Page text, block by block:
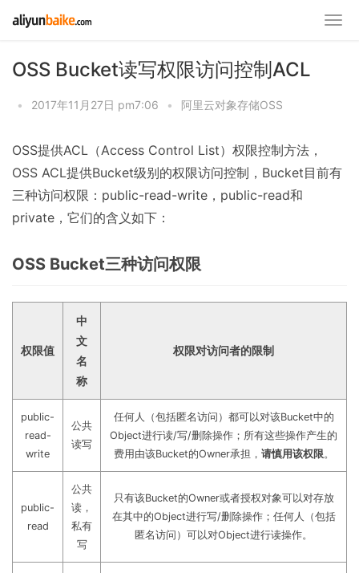
OSS Bucket读写权限访问控制ACL
• 2017年11月27日 pm7:06 • 阿里云对象存储OSS
OSS提供ACL（Access Control List）权限控制方法，
OSS ACL提供Bucket级别的权限访问控制，Bucket目前有
三种访问权限：public-read-write，public-read和
private，它们的含义如下：
OSS Bucket三种访问权限
权限值
中
文
名
称
权限对访问者的限制
public-
read-
write
公共
读写
任何人（包括匿名访问）都可以对该Bucket中的
Object进行读/写/删除操作；所有这些操作产生的
费用由该Bucket的Owner承担， 请慎用该权限。
public-
read
公共
读，
私有
写
只有该Bucket的Owner或者授权对象可以对存放
在其中的Object进行写/删除操作；任何人（包括
匿名访问）可以对Object进行读操作。